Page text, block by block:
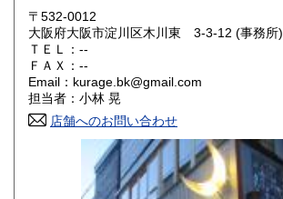
奈良県 250円 和歌山県
鳥取県
岡山県
250円 徳島県
250円 愛媛県
〒532-0012
大阪府大阪市淀川区木川東 3-3-12 (事務所)
ＴＥＬ：--
ＦＡＸ：--
Email：kurage.bk@gmail.com
担当者：小林 晃
店舗へのお問い合わせ